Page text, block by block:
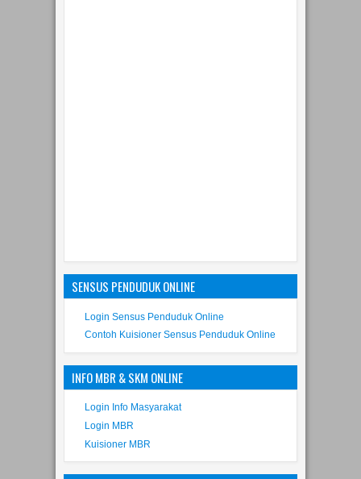
Login Sensus Penduduk Online
Contoh Kuisioner Sensus Penduduk Online
Login Info Masyarakat
Login MBR
Kuisioner MBR